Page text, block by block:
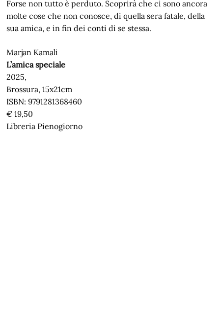
Forse non tutto è perduto. Scoprirà che ci sono ancora
molte cose che non conosce, di quella sera fatale, della
sua amica, e in fin dei conti di se stessa.
Marjan Kamali
L’amica speciale
2025,
Brossura, 15x21cm
ISBN: 9791281368460
€ 19,50
Libreria Pienogiorno